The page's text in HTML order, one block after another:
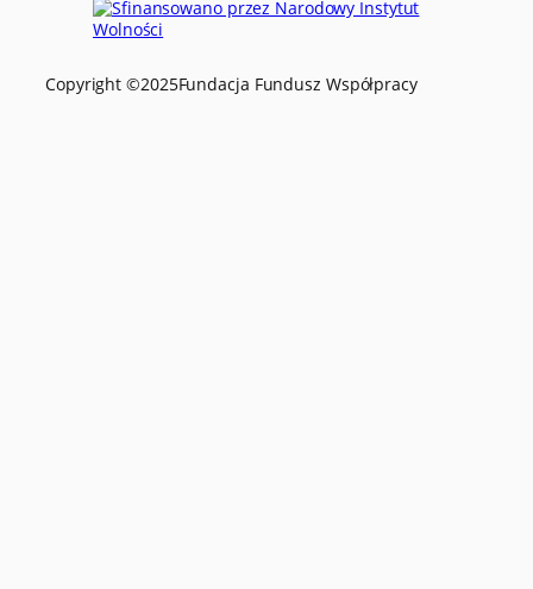
Copyright ©2025Fundacja Fundusz Współpracy